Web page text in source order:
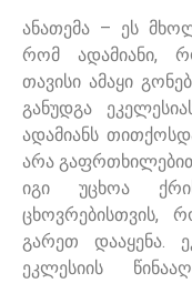
ანათემა – ეს
რომ ადამიანი,
თავისი ამაყი
განუდგა
ადამიანს
არა
იგი უცხოა
ცხოვრებისთვის,
გარეთ დააყენა.
ეკლესიის